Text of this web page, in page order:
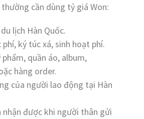
cần dùng tỷ giá Won:
lịch Hàn Quốc.
phí, ký túc xá, sinh hoạt phí.
quần áo, album,
hàng order.
của người lao động tại Hàn
nhận được khi người thân gửi